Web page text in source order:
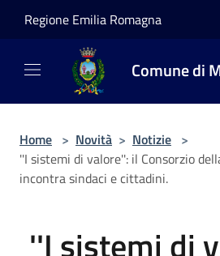
Regione Emilia Romagna
Comune di
Home > Novità > Notizie >
''I sistemi di valore'': il Consorzio
incontra sindaci e cittadini.
''I sistemi di